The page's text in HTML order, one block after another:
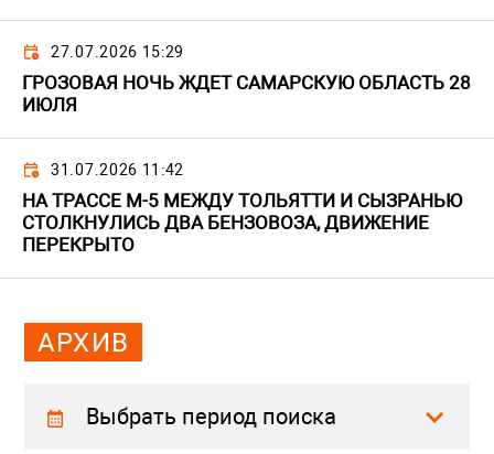
27.07.2026 15:29
ГРОЗОВАЯ НОЧЬ ЖДЕТ САМАРСКУЮ ОБЛАСТЬ 28
ИЮЛЯ
31.07.2026 11:42
НА ТРАССЕ М-5 МЕЖДУ ТОЛЬЯТТИ И СЫЗРАНЬЮ
СТОЛКНУЛИСЬ ДВА БЕНЗОВОЗА, ДВИЖЕНИЕ
ПЕРЕКРЫТО
АРХИВ
Выбрать период поиска